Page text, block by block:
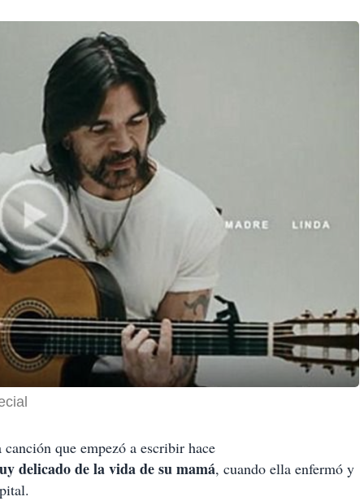
que empezó a escribir hace
delicado de la vida de su mamá, cuando ella enfermó y